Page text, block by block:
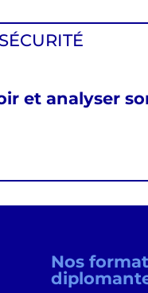
et analyser
Nos